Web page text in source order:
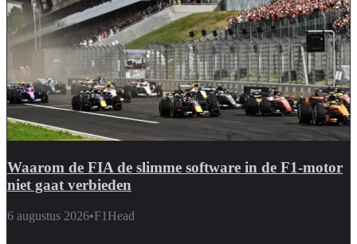
Waarom de FIA de slimme software in de F1-motor
niet gaat verbieden
6 augustus 2026•F1Head